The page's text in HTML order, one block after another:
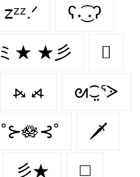
𝗓ᶻᶻ.ᐟ ʕ˖͜͡ ˖ʔ
ミ★ ★彡 
⦮ ⦯ ᘛ⁐̤ᕐᐷ
˚⊱🪷⊰˚ 🗡
彡★ ◻️